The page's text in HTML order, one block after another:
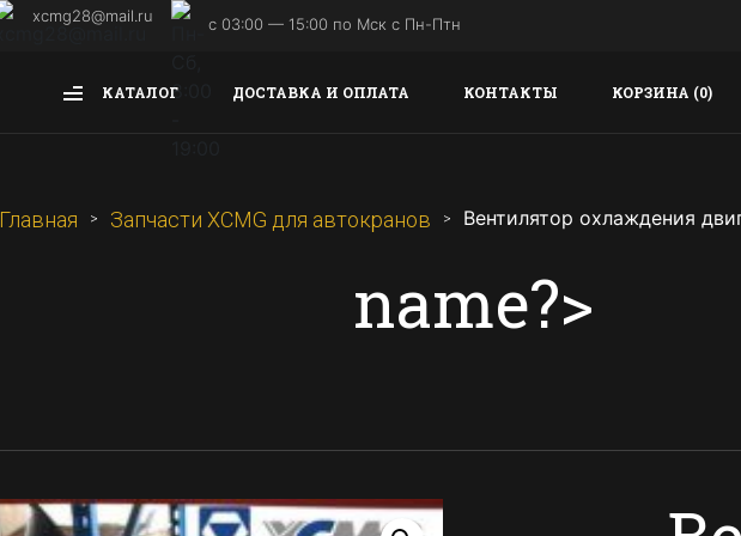
xcmg28@mail.ru с 03:00 — 15:00 по Мск с Пн-Птн
КАТАЛОГ ДОСТАВКА И ОПЛАТА КОНТАКТЫ КОРЗИНА (0)
Главная Запчасти XCMG для автокранов Вентилятор охлаждения
name?>